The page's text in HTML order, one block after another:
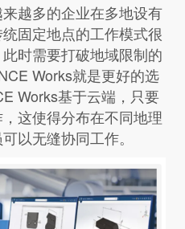
越多的企业在多地设有
固定地点的工作模式很
时需要打破地域限制的
Works就是更好的选
Works基于云端，只要
这使得分布在不同地理
以无缝协同工作。